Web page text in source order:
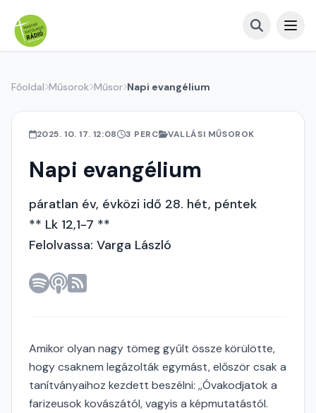
Főoldal Műsorok Műsor Napi evangélium
2025. 10. 17. 12:08 3 PERC VALLÁSI MŰSOROK
Napi evangélium
páratlan év, évközi idő 28. hét, péntek
** Lk 12,1-7 **
Felolvassa: Varga László
Amikor olyan nagy tömeg gyűlt össze körülötte,
hogy csaknem legázolták egymást, először csak a
tanítványaihoz kezdett beszélni: ,,Óvakodjatok a
farizeusok kovászától, vagyis a képmutatástól.